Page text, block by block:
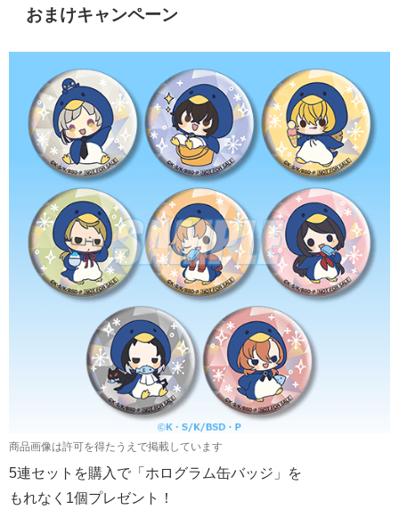
おまけキャンペーン
商品画像は許可を得たうえで掲載しています
5連セットを購入で「ホログラム缶バッジ」を
もれなく1個プレゼント！